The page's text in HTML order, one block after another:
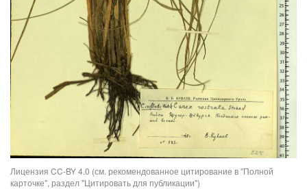
Лицензия CC-BY 4.0 (см. рекомендованное цитирование в "Полной
карточке", раздел "Цитировать для публикации")